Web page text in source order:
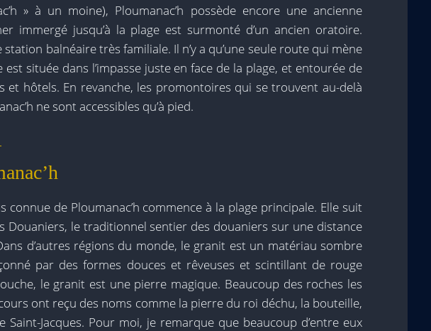
» à un moine), Ploumanac’h possède encore une ancienne
immergé jusqu’à la plage est surmonté d’un ancien oratoire.
station balnéaire très familiale. Il n’y a qu’une seule route qui mène
est située dans l’impasse juste en face de la plage, et entourée de
et hôtels. En revanche, les promontoires qui se trouvent au-delà
ne sont accessibles qu’à pied.
connue de Ploumanac’h commence à la plage principale. Elle suit
Douaniers, le traditionnel sentier des douaniers sur une distance
d’autres régions du monde, le granit est un matériau sombre
par des formes douces et rêveuses et scintillant de rouge
le granit est une pierre magique. Beaucoup des roches les
ont reçu des noms comme la pierre du roi déchu, la bouteille,
Saint-Jacques. Pour moi, je remarque que beaucoup d’entre eux